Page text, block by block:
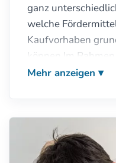
ganz
welche
Kaufvorhaben
können.Im Rahmen
diese
Mehr anzeigen